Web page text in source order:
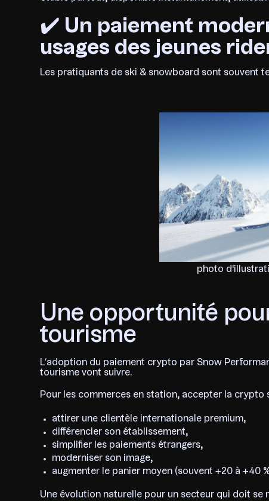
✔️ Un paiement
usages des jeunes
Les pratiquants de ski & snowboard sont souvent
photo
Une opportunité
tourisme
L’adoption du paiement crypto par Snow
tourisme vont suivre.
Pour les commerces en station, accepter la crypto
attirer une clientèle internationale premium,
différencier son établissement,
simplifier les paiements étrangers,
moderniser son image,
augmenter le panier moyen (souvent +20 à +40
Une évolution naturelle pour un secteur qui doit se